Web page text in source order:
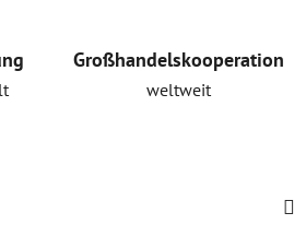
Großhandelskooperation
weltweit